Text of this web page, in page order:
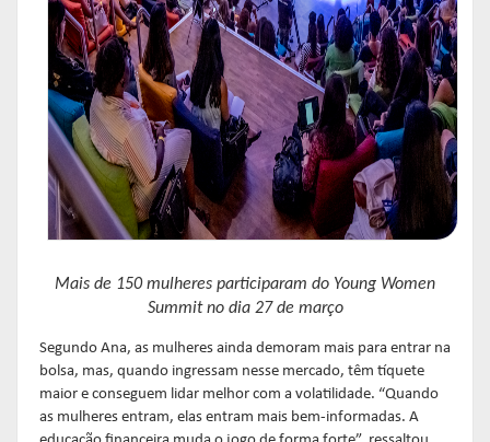
Mais de 150 mulheres participaram do Young Women
Summit no dia 27 de março
Segundo Ana, as mulheres ainda demoram mais para entrar na
bolsa, mas, quando ingressam nesse mercado, têm tíquete
maior e conseguem lidar melhor com a volatilidade. “Quando
as mulheres entram, elas entram mais bem-informadas. A